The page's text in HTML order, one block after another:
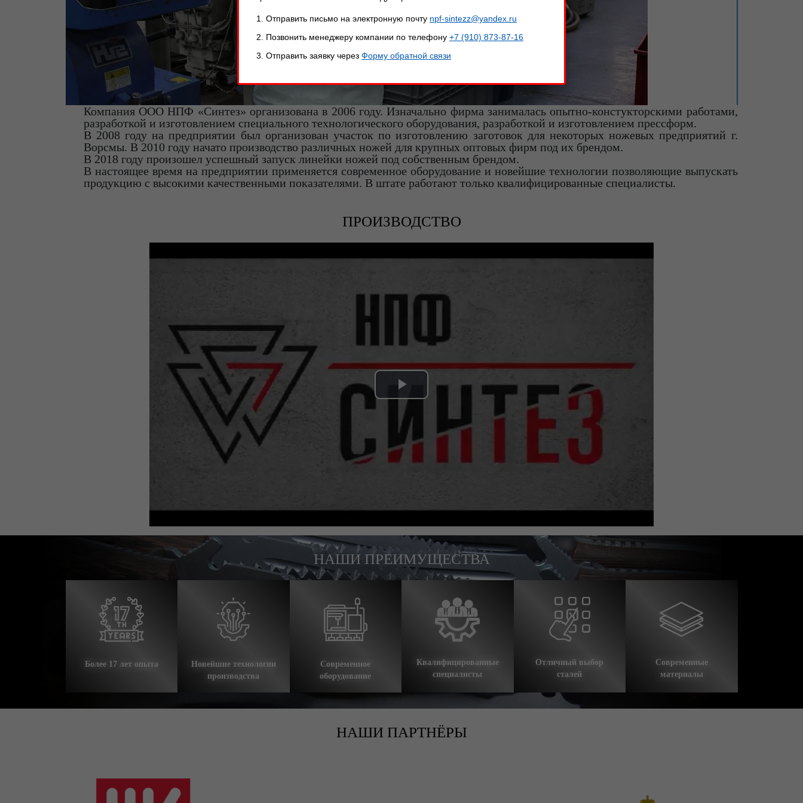
Компания ООО НПФ «Синтез» организована в 2006 году. Изначально фирма занималась опытно-констукторскими работами,
разработкой и изготовлением специального технологического оборудования, разработкой и изготовлением прессформ.
В 2008 году на предприятии был организован участок по изготовлению заготовок для некоторых ножевых предприятий г.
Ворсмы. В 2010 году начато производство различных ножей для крупных оптовых фирм под их брендом.
В 2018 году произошел успешный запуск линейки ножей под собственным брендом.
В настоящее время на предприятии применяется современное оборудование и новейшие технологии позволяющие выпускать
продукцию с высокими качественными показателями. В штате работают только квалифицированные специалисты.
ПРОИЗВОДСТВО
Play
Video
НАШИ ПРЕИМУЩЕСТВА
Более 17 лет опыта
Новейшие технологии
производства
Современное
оборудование
Квалифицированные
специалисты
Отличный выбор
сталей
Современные
материалы
НАШИ ПАРТНЁРЫ
Отправить письмо на электронную почту npf-sintezz@yandex.ru
Позвонить менеджеру компании по телефону +7 (910) 873-87-16
Отправить заявку через Форму обратной связи